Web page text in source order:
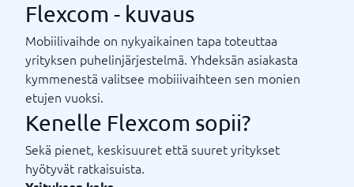
Flexcom - kuvaus
Mobiilivaihde on nykyaikainen tapa toteuttaa
yrityksen puhelinjärjestelmä. Yhdeksän asiakasta
kymmenestä valitsee mobiiivaihteen sen monien
etujen vuoksi.
Kenelle Flexcom sopii?
Sekä pienet, keskisuuret että suuret yritykset
hyötyvät ratkaisuista.